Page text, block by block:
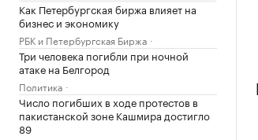
Как Петербургская биржа влияет на
бизнес и экономику
РБК и Петербургская Биржа
Три человека погибли при ночной
атаке на Белгород
Политика
Число погибших в ходе протестов в
пакистанской зоне Кашмира достигло
89